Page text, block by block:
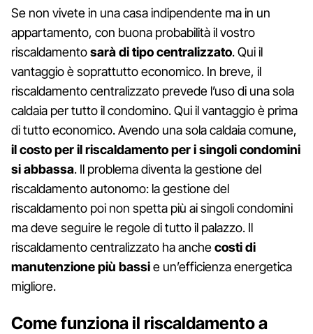
Se non vivete in una casa indipendente ma in un
appartamento, con buona probabilità il vostro
riscaldamentosarà di tipo centralizzato. Qui il
vantaggio è soprattutto economico. In breve, il
riscaldamento centralizzato prevede l’uso di una sola
caldaia per tutto il condomino. Qui il vantaggio è prima
di tutto economico. Avendo una sola caldaia comune,
il costo per il riscaldamento per i singoli condomini
si abbassa. Il problema diventa la gestione del
riscaldamento autonomo: la gestione del
riscaldamento poi non spetta più ai singoli condomini
ma deve seguire le regole di tutto il palazzo. Il
riscaldamento centralizzato ha anchecosti di
manutenzione più bassie un’efficienza energetica
migliore.
Come funziona il riscaldamento a